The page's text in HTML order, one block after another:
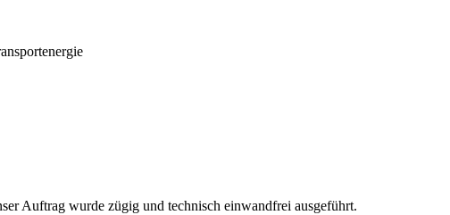
Auftrag wurde zügig und technisch einwandfrei ausgeführt.